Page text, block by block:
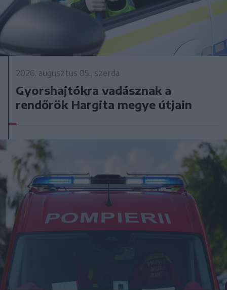
2026. augusztus 05., szerda
Gyorshajtókra vadásznak a
rendőrök Hargita megye útjain